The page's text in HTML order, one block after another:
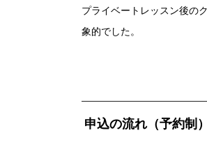
プライベートレッスン後の
象的でした。
申込の流れ（予約制）